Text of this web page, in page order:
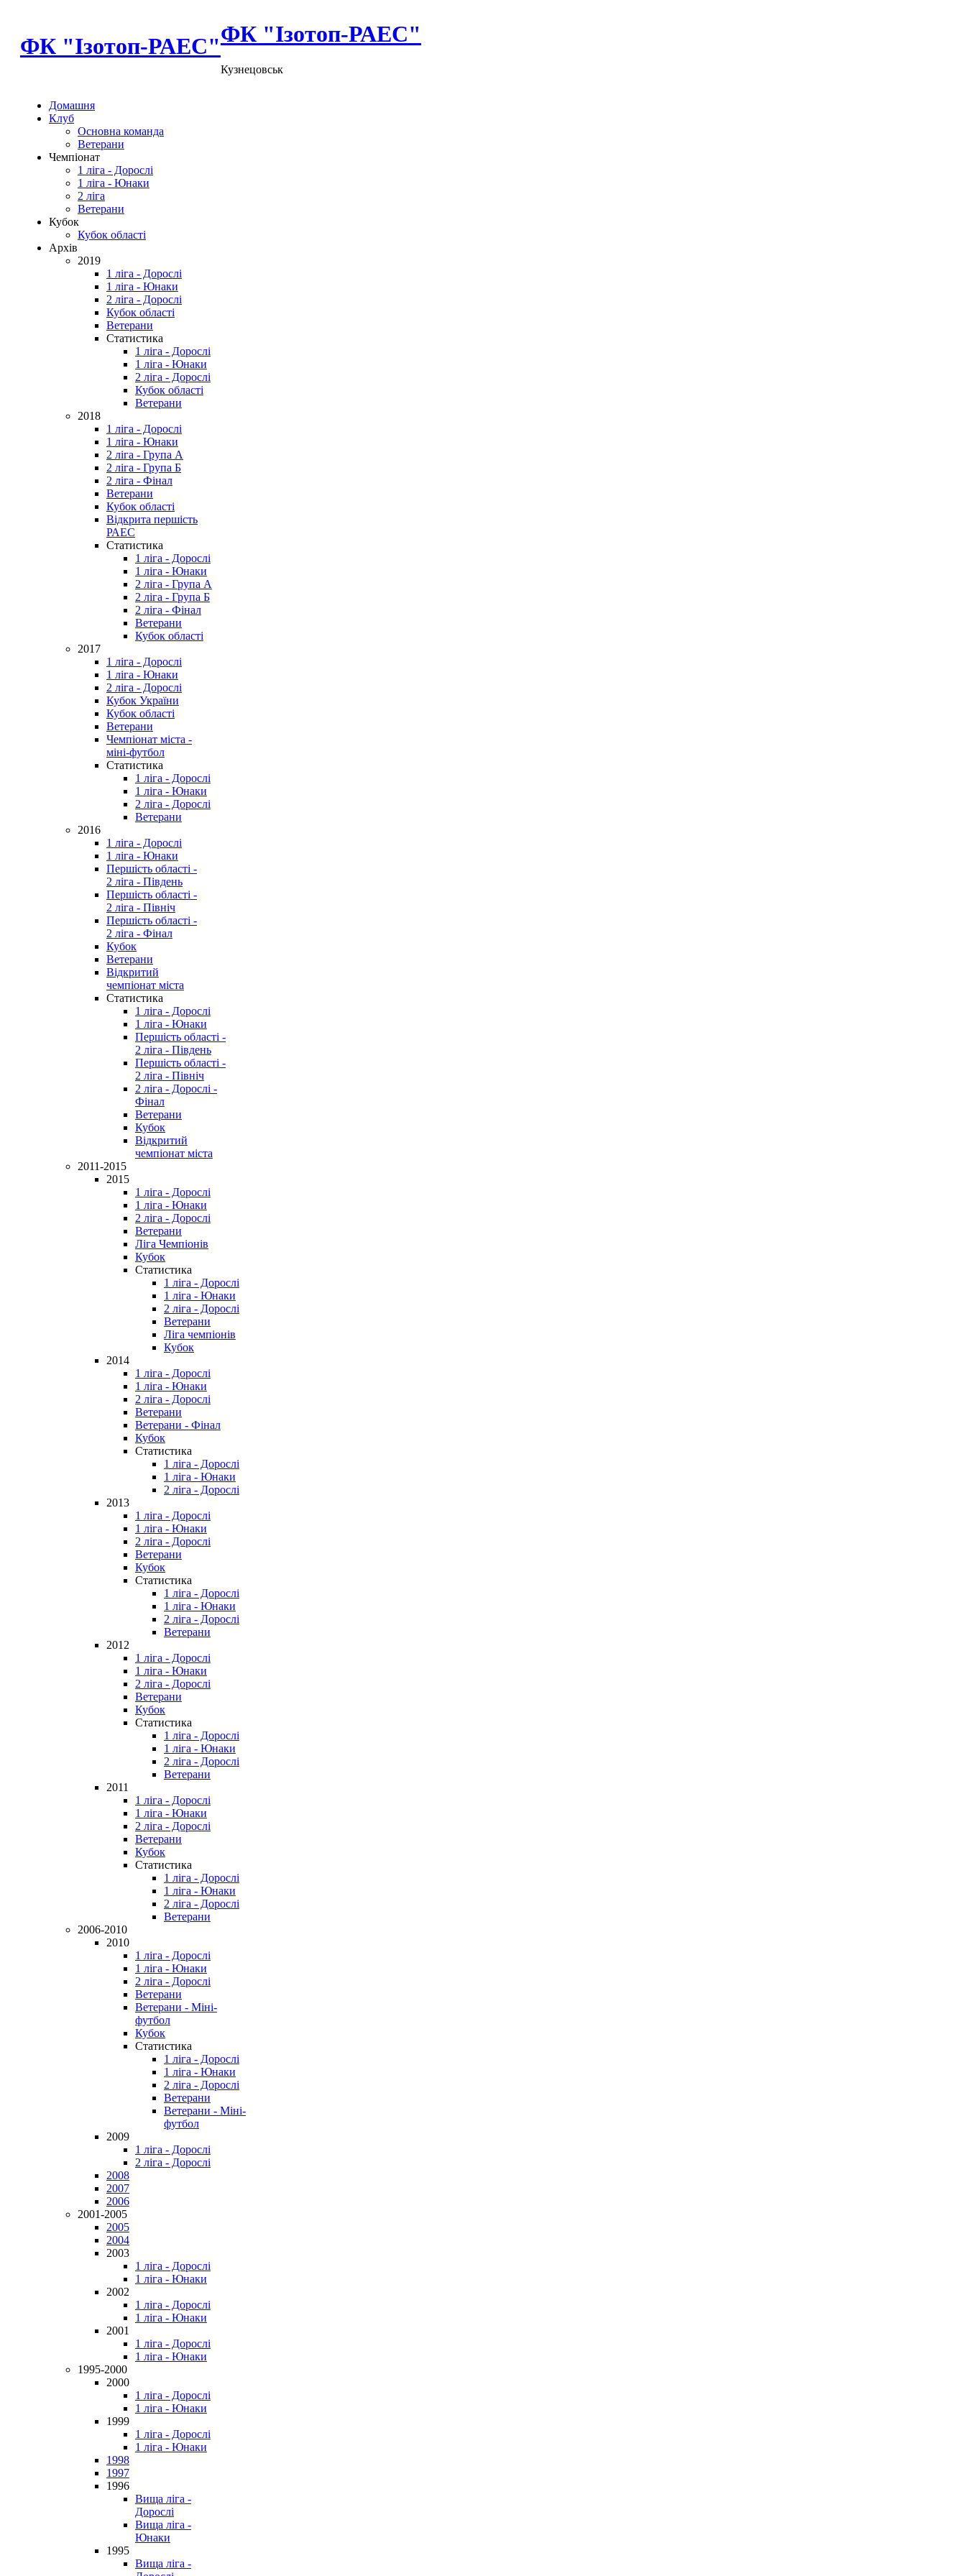
ФК "Ізотоп-РАЕС"ФК "Ізотоп-РАЕС"
Кузнецовськ
Домашня
Клуб
Основна команда
Ветерани
Чемпіонат
1 ліга - Дорослі
1 ліга - Юнаки
2 ліга
Ветерани
Кубок
Кубок області
Архів
2019
1 ліга - Дорослі
1 ліга - Юнаки
2 ліга - Дорослі
Кубок області
Ветерани
Статистика
1 ліга - Дорослі
1 ліга - Юнаки
2 ліга - Дорослі
Кубок області
Ветерани
2018
1 ліга - Дорослі
1 ліга - Юнаки
2 ліга - Група А
2 ліга - Група Б
2 ліга - Фінал
Ветерани
Кубок області
Відкрита першість
РАЕС
Статистика
1 ліга - Дорослі
1 ліга - Юнаки
2 ліга - Група А
2 ліга - Група Б
2 ліга - Фінал
Ветерани
Кубок області
2017
1 ліга - Дорослі
1 ліга - Юнаки
2 ліга - Дорослі
Кубок України
Кубок області
Ветерани
Чемпіонат міста -
міні-футбол
Статистика
1 ліга - Дорослі
1 ліга - Юнаки
2 ліга - Дорослі
Ветерани
2016
1 ліга - Дорослі
1 ліга - Юнаки
Першість області -
2 ліга - Південь
Першість області -
2 ліга - Північ
Першість області -
2 ліга - Фінал
Кубок
Ветерани
Відкритий
чемпіонат міста
Статистика
1 ліга - Дорослі
1 ліга - Юнаки
Першість області -
2 ліга - Південь
Першість області -
2 ліга - Північ
2 ліга - Дорослі -
Фінал
Ветерани
Кубок
Відкритий
чемпіонат міста
2011-2015
2015
1 ліга - Дорослі
1 ліга - Юнаки
2 ліга - Дорослі
Ветерани
Ліга Чемпіонів
Кубок
Статистика
1 ліга - Дорослі
1 ліга - Юнаки
2 ліга - Дорослі
Ветерани
Ліга чемпіонів
Кубок
2014
1 ліга - Дорослі
1 ліга - Юнаки
2 ліга - Дорослі
Ветерани
Ветерани - Фінал
Кубок
Статистика
1 ліга - Дорослі
1 ліга - Юнаки
2 ліга - Дорослі
2013
1 ліга - Дорослі
1 ліга - Юнаки
2 ліга - Дорослі
Ветерани
Кубок
Статистика
1 ліга - Дорослі
1 ліга - Юнаки
2 ліга - Дорослі
Ветерани
2012
1 ліга - Дорослі
1 ліга - Юнаки
2 ліга - Дорослі
Ветерани
Кубок
Статистика
1 ліга - Дорослі
1 ліга - Юнаки
2 ліга - Дорослі
Ветерани
2011
1 ліга - Дорослі
1 ліга - Юнаки
2 ліга - Дорослі
Ветерани
Кубок
Статистика
1 ліга - Дорослі
1 ліга - Юнаки
2 ліга - Дорослі
Ветерани
2006-2010
2010
1 ліга - Дорослі
1 ліга - Юнаки
2 ліга - Дорослі
Ветерани
Ветерани - Міні-
футбол
Кубок
Статистика
1 ліга - Дорослі
1 ліга - Юнаки
2 ліга - Дорослі
Ветерани
Ветерани - Міні-
футбол
2009
1 ліга - Дорослі
2 ліга - Дорослі
2008
2007
2006
2001-2005
2005
2004
2003
1 ліга - Дорослі
1 ліга - Юнаки
2002
1 ліга - Дорослі
1 ліга - Юнаки
2001
1 ліга - Дорослі
1 ліга - Юнаки
1995-2000
2000
1 ліга - Дорослі
1 ліга - Юнаки
1999
1 ліга - Дорослі
1 ліга - Юнаки
1998
1997
1996
Вища ліга -
Дорослі
Вища ліга -
Юнаки
1995
Вища ліга -